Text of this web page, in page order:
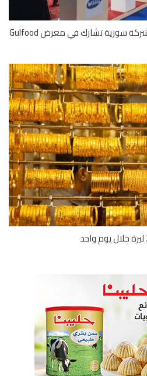
منها الريف وحسيب وداك ..27 شركة سورية تشارك في معرض Gulfood